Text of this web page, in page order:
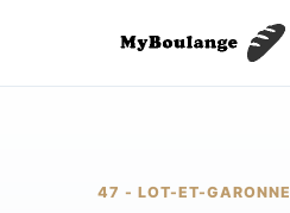
47 - LOT-ET-GARONNE